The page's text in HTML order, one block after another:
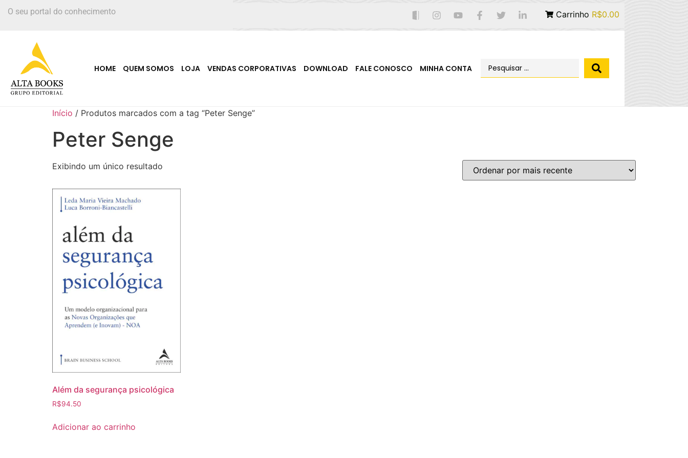
O seu portal do conhecimento Carrinho R$0.00
HOME QUEM SOMOS LOJA VENDAS CORPORATIVAS DOWNLOAD FALE CONOSCO MINHA CONTA
Início / Produtos marcados com a tag “Peter Senge”
Peter Senge
Exibindo um único resultado
Além da segurança psicológica
R$94.50
Adicionar ao carrinho